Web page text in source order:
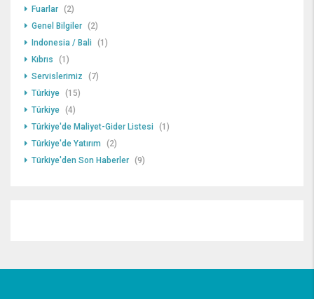
Fuarlar (2)
Genel Bilgiler (2)
Indonesia / Bali
(1)
Kıbrıs
(1)
Servislerimiz
(7)
Türkiye (15)
Türkiye (4)
Türkiye'de Maliyet-Gider Listesi
(1)
Türkiye'de Yatırım
(2)
Türkiye'den Son Haberler (9)